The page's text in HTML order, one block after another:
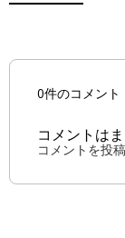
0件のコメント
コメントは
コメントを投